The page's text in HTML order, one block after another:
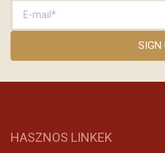
HASZNOS LINKEK